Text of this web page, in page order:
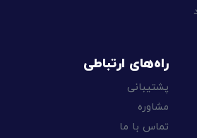
راه‌های ارتباطی
پشتیبانی
مشاوره
تماس با ما